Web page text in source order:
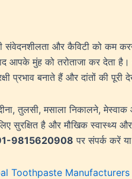
संवेदनशीलता और कैविटी को कम
आपके मुंह को तरोताजा कर देता है।
प्रभाव बनाते हैं और दांतों की पूरी
तुलसी, मसाला निकालने,
सुरक्षित है और मौखिक स्वास्थ्य और
9815620908 पर संपर्क करें
Toothpaste Manufacturers